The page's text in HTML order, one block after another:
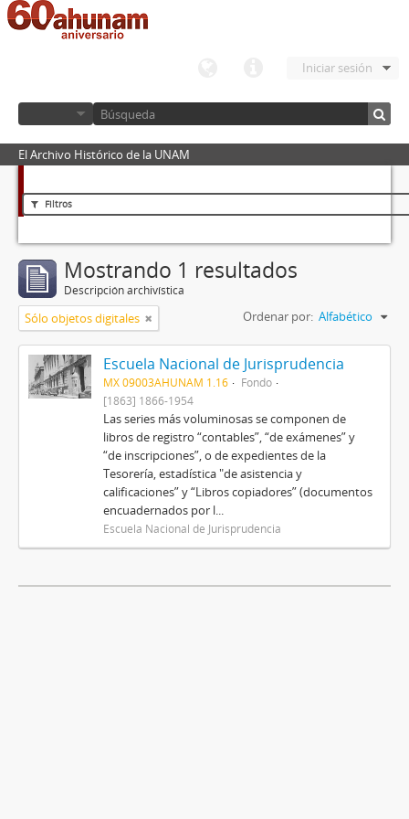
Iniciar sesión
El Archivo Histórico de la UNAM
Filtros
Mostrando 1 resultados
Descripción archivística
Sólo objetos digitales Ordenar por: Alfabético
Escuela Nacional de Jurisprudencia
MX 09003AHUNAM 1.16
Fondo
[1863] 1866-1954
Las series más voluminosas se componen de
libros de registro “contables”, “de exámenes” y
“de inscripciones”, o de expedientes de la
Tesorería, estadística "de asistencia y
calificaciones” y “Libros copiadores” (documentos
encuadernados por l...
Escuela Nacional de Jurisprudencia